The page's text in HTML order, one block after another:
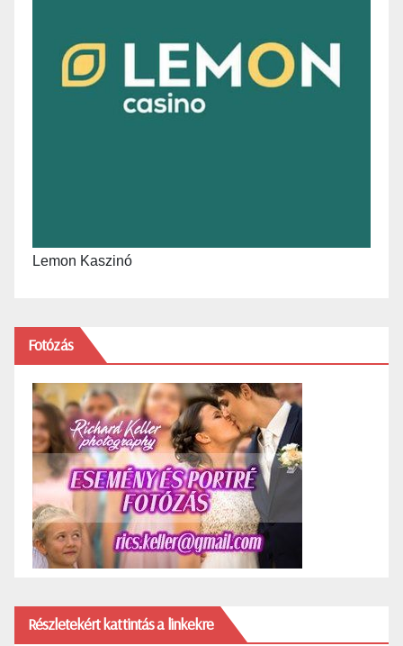
Lemon Kaszinó
Fotózás
Részletekért kattintás a linkekre